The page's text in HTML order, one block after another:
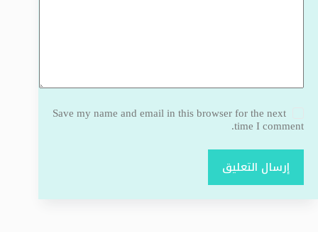
Save my name and email in this browser for the next
time I comment.
إرسال التعليق